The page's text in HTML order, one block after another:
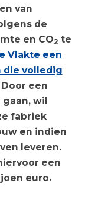
van
de
en CO2 te
Vlakte een
die volledig
Door een
wil
fabriek
en indien
leveren.
een
euro.